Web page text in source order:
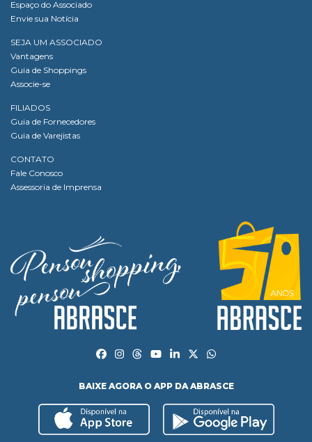
Espaço do Associado
Envie sua Notícia
SEJA UM ASSOCIADO
Vantagens
Guia de Shoppings
Associe-se
FILIADOS
Guia de Fornecedores
Guia de Varejistas
CONTATO
Fale Conosco
Assessoria de Imprensa
BAIXE AGORA O APP DA ABRASCE